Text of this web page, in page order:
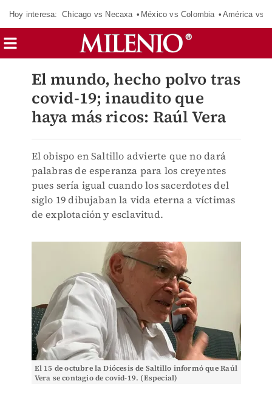
Hoy interesa: Chicago vs Necaxa México vs Colombia América vs
El mundo, hecho polvo tras
covid-19; inaudito que
haya más ricos: Raúl Vera
El obispo en Saltillo advierte que no dará
palabras de esperanza para los creyentes
pues sería igual cuando los sacerdotes del
siglo 19 dibujaban la vida eterna a víctimas
de explotación y esclavitud.
El 15 de octubre la Diócesis de Saltillo informó que Raúl
Vera se contagio de covid-19. (Especial)